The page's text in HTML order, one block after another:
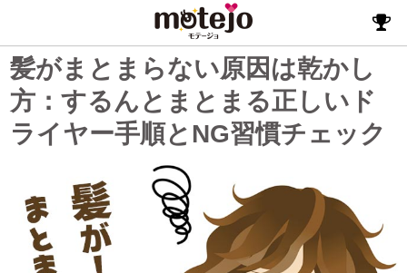
髪がまとまらない原因は乾かし
方：するんとまとまる正しいド
ライヤー手順とNG習慣チェック